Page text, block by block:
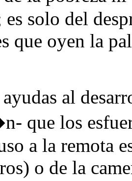
solo del
que oyen la
ayudas al
que los
a la remota
o de la